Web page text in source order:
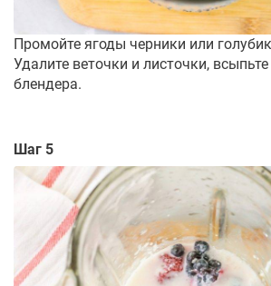
Промойте ягоды черники или
Удалите веточки и листочки,
блендера.
Шаг 5